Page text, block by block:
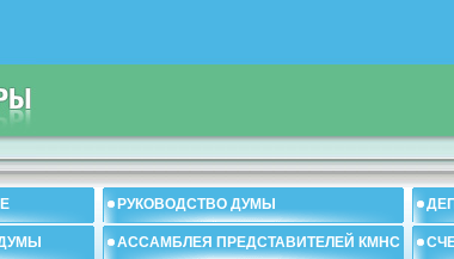
РУКОВОДСТВО ДУМЫ
АССАМБЛЕЯ ПРЕДСТАВИТЕЛЕЙ КМНС